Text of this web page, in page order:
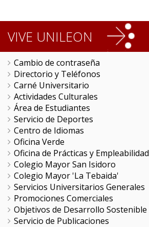
VIVE UNILEON
Cambio de contraseña
Directorio y Teléfonos
Carné Universitario
Actividades Culturales
Área de Estudiantes
Servicio de Deportes
Centro de Idiomas
Oficina Verde
Oficina de Prácticas y Empleabilidad
Colegio Mayor San Isidoro
Colegio Mayor 'La Tebaida'
Servicios Universitarios Generales
Promociones Comerciales
Objetivos de Desarrollo Sostenible
Servicio de Publicaciones